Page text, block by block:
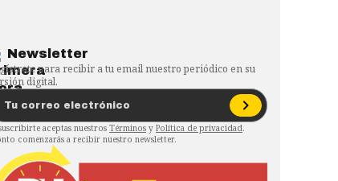
Newsletter
para recibir a tu email nuestro periódico en su
digital.
aceptas nuestros Términos y Política de privacidad.
comenzarás a recibir nuestro newsletter.